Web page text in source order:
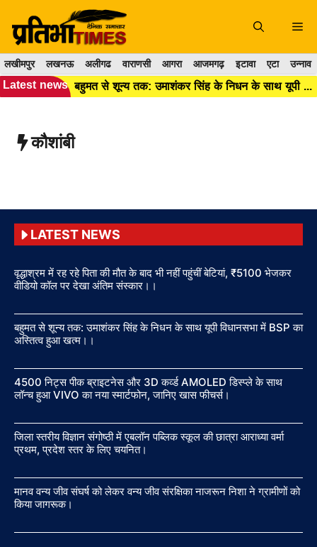
content
लखीमपुर लखनऊ अलीगढ वाराणसी आगरा आजमगढ़ इटावा एटा उन्नाव
Latest news बहुमत से शून्य तक: उमाशंकर सिंह के निधन के साथ यूपी विधानसभा में BSP का अस्तित्व हुआ खत्म।।
कौशांबी
LATEST NEWS
वृद्धाश्रम में रह रहे पिता की मौत के बाद भी नहीं पहुंचीं बेटियां, ₹5100 भेजकर
वीडियो कॉल पर देखा अंतिम संस्कार।।
बहुमत से शून्य तक: उमाशंकर सिंह के निधन के साथ यूपी विधानसभा में BSP का
अस्तित्व हुआ खत्म।।
4500 निट्स पीक ब्राइटनेस और 3D कर्व्ड AMOLED डिस्प्ले के साथ
लॉन्च हुआ VIVO का नया स्मार्टफोन, जानिए खास फीचर्स।
जिला स्तरीय विज्ञान संगोष्ठी में एबलॉन पब्लिक स्कूल की छात्रा आराध्या वर्मा
प्रथम, प्रदेश स्तर के लिए चयनित।
मानव वन्य जीव संघर्ष को लेकर वन्य जीव संरक्षिका नाजरून निशा ने ग्रामीणों को
किया जागरूक।